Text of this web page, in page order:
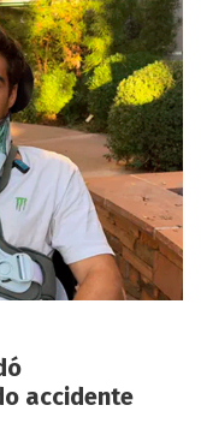
accidente